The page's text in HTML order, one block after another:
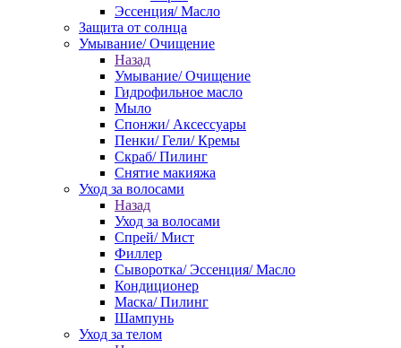
Эссенция/ Масло
Защита от солнца
Умывание/ Очищение
Назад
Умывание/ Очищение
Гидрофильное масло
Мыло
Спонжи/ Аксессуары
Пенки/ Гели/ Кремы
Скраб/ Пилинг
Снятие макияжа
Уход за волосами
Назад
Уход за волосами
Спрей/ Мист
Филлер
Сыворотка/ Эссенция/ Масло
Кондиционер
Маска/ Пилинг
Шампунь
Уход за телом